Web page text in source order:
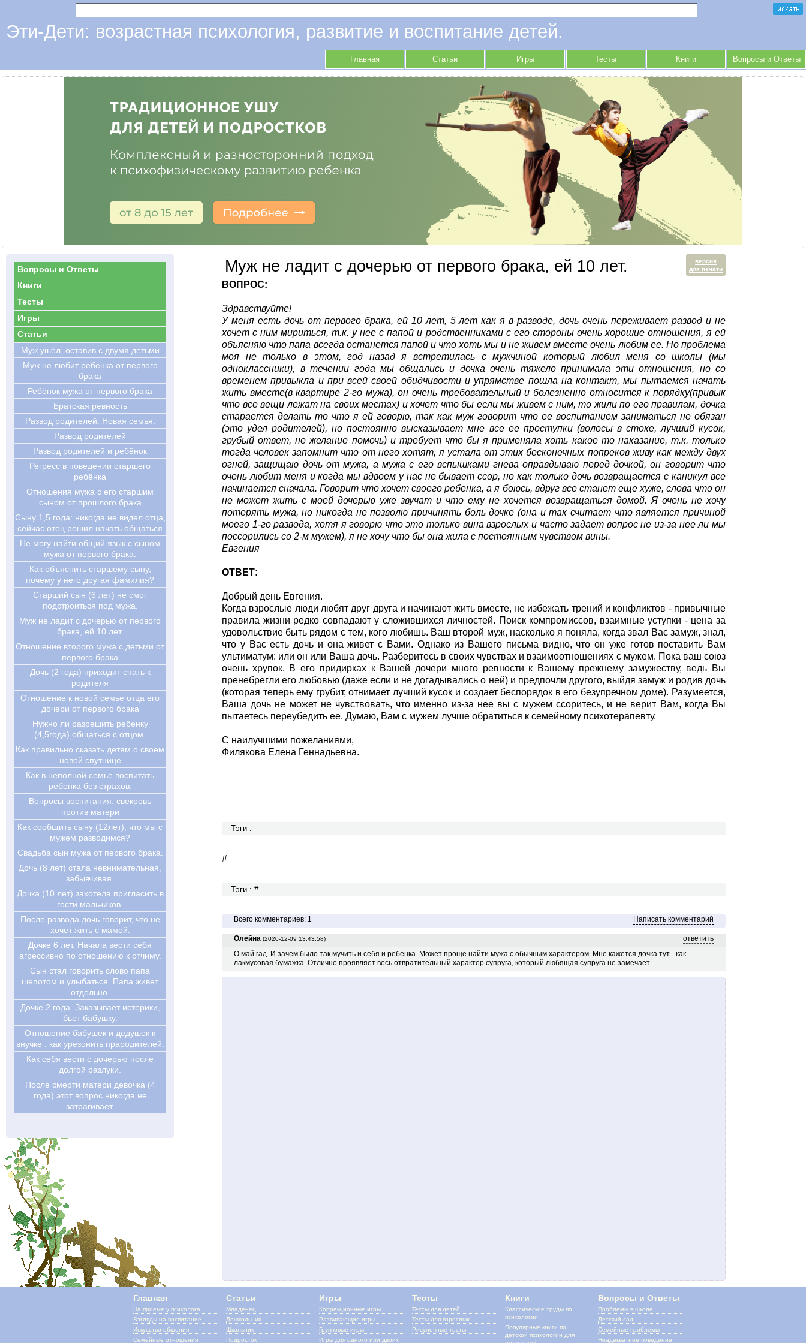
Эти-Дети: возрастная психология, развитие и воспитание детей.
Главная Статьи Игры Тесты Книги Вопросы и Ответы
версия
для печати
Муж не ладит с дочерью от первого брака, ей 10 лет.
ВОПРОС:
Здравствуйте!
У меня есть дочь от первого брака, ей 10 лет, 5 лет как я в разводе, дочь очень переживает развод и не
хочет с ним мириться, т.к. у нее с папой и родственниками с его стороны очень хорошие отношения, я ей
объясняю что папа всегда останется папой и что хоть мы и не живем вместе очень любим ее. Но проблема
моя не только в этом, год назад я встретилась с мужчиной который любил меня со школы (мы
одноклассники), в течении года мы общались и дочка очень тяжело принимала эти отношения, но со
временем привыкла и при всей своей обидчивости и упрямстве пошла на контакт, мы пытаемся начать
жить вместе(в квартире 2-го мужа), он очень требовательный и болезненно относится к порядку(привык
что все вещи лежат на своих местах) и хочет что бы если мы живем с ним, то жили по его правилам, дочка
старается делать то что я ей говорю, так как муж говорит что ее воспитанием заниматься не обязан
(это удел родителей), но постоянно высказывает мне все ее проступки (волосы в стоке, лучший кусок,
грубый ответ, не желание помочь) и требует что бы я применяла хоть какое то наказание, т.к. только
тогда человек запомнит что от него хотят, я устала от этих бесконечных попреков живу как между двух
огней, защищаю дочь от мужа, а мужа с его вспышками гнева оправдываю перед дочкой, он говорит что
очень любит меня и когда мы вдвоем у нас не бывает ссор, но как только дочь возвращается с каникул все
начинается сначала. Говорит что хочет своего ребенка, а я боюсь, вдруг все станет еще хуже, слова что он
не может жить с моей дочерью уже звучат и что ему не хочется возвращаться домой. Я очень не хочу
потерять мужа, но никогда не позволю причинять боль дочке (она и так считает что является причиной
моего 1-го развода, хотя я говорю что это только вина взрослых и часто задает вопрос не из-за нее ли мы
поссорились со 2-м мужем), я не хочу что бы она жила с постоянным чувством вины.
Евгения
ОТВЕТ:
Добрый день Евгения.
Когда взрослые люди любят друг друга и начинают жить вместе, не избежать трений и конфликтов - привычные
правила жизни редко совпадают у сложившихся личностей. Поиск компромиссов, взаимные уступки - цена за
удовольствие быть рядом с тем, кого любишь. Ваш второй муж, насколько я поняла, когда звал Вас замуж, знал,
что у Вас есть дочь и она живет с Вами. Однако из Вашего письма видно, что он уже готов поставить Вам
ультиматум: или он или Ваша дочь. Разберитесь в своих чувствах и взаимоотношениях с мужем. Пока ваш союз
очень хрупок. В его придирках к Вашей дочери много ревности к Вашему прежнему замужеству, ведь Вы
пренебрегли его любовью (даже если и не догадывались о ней) и предпочли другого, выйдя замуж и родив дочь
(которая теперь ему грубит, отнимает лучший кусок и создает беспорядок в его безупречном доме). Разумеется,
Ваша дочь не может не чувствовать, что именно из-за нее вы с мужем ссоритесь, и не верит Вам, когда Вы
пытаетесь переубедить ее. Думаю, Вам с мужем лучше обратиться к семейному психотерапевту.
С наилучшими пожеланиями,
Филякова Елена Геннадьевна.
Тэги :
#
Тэги : #
Всего комментариев: 1 Написать комментарий
Олейна (2020-12-09 13:43:58)
ответить
О май гад. И зачем было так мучить и себя и ребенка. Может проще найти мужа с обычным характером. Мне кажется дочка тут - как
лакмусовая бумажка. Отлично проявляет весь отвратительный характер супруга, который любящая супруга не замечает.
Вопросы и Ответы
Книги
Тесты
Игры
Статьи
Муж ушёл, оставив с двумя детьми
Муж не любит ребёнка от первого
брака
Ребёнок мужа от первого брака
Братская ревность
Развод родителей. Новая семья.
Развод родителей
Развод родителей и ребёнок
Регресс в поведении старшего
ребёнка
Отношения мужа с его старшим
сыном от прошлого брака
Cыну 1,5 года: никогда не видел отца,
сейчас отец решил начать общаться
Не могу найти общий язык с сыном
мужа от первого брака.
Как объяснить старшему сыну,
почему у него другая фамилия?
Старший сын (6 лет) не смог
подстроиться под мужа.
Муж не ладит с дочерью от первого
брака, ей 10 лет.
Отношение второго мужа с детьми от
первого брака
Дочь (2 года) приходит спать к
родителя
Отношение к новой семье отца его
дочери от первого брака
Нужно ли разрешить ребенку
(4,5года) общаться с отцом.
Как правильно сказать детям о своем
новой спутнице
Как в неполной семье воспитать
ребенка без страхов.
Вопросы воспитания: свекровь
против матери
Как сообщить сыну (12лет), что мы с
мужем разводимся?
Свадьба сын мужа от первого брака.
Дочь (8 лет) стала невнимательная,
забывчивая.
Дочка (10 лет) захотела пригласить в
гости мальчиков.
После развода дочь говорит, что не
хочет жить с мамой.
Дочке 6 лет. Начала вести себя
агрессивно по отношению к отчиму.
Сын стал говорить слово папа
шепотом и улыбаться. Папа живет
отдельно.
Дочке 2 года. Заказывает истерики,
бьет бабушку.
Отношение бабушек и дедушек к
внучке : как урезонить прародителей.
Как себя вести с дочерью после
долгой разлуки.
После смерти матери девочка (4
года) этот вопрос никогда не
затрагивает.
Главная
На приеме у психолога
Взгляды на воспитание
Искусство общения
Семейные отношения
Статьи
Младенец
Дошкольник
Школьник
Подросток
Игры
Коррекционные игры
Развивающие игры
Групповые игры
Игры для одного или двоих
Тесты
Тесты для детей
Тесты для взрослых
Рисуночные тесты
Книги
Классические труды по
психологии
Популярные книги по
детской психологии для
Вопросы и Ответы
Проблемы в школе
Детский сад
Семейные проблемы
Неадекватное поведение